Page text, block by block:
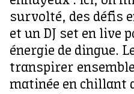
survolté, des défis
et un DJ set en live
énergie de dingue.
transpirer
matinée en chillant